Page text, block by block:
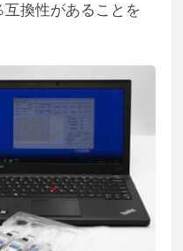
換性があることを